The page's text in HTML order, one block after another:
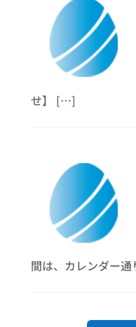
せ】 […]
間は、カレンダー